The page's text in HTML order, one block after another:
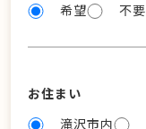
希望 不要
お住まい
滝沢市内